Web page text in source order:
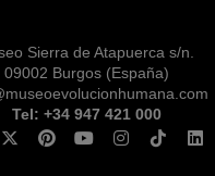
Sierra de Atapuerca s/n.
09002 Burgos (España)
Tel: +34 947 421 000